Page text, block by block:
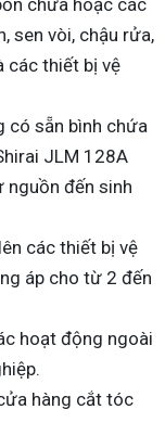
chứa hoặc các
sen vòi, chậu rửa,
các thiết bị vệ
có sẵn bình chứa
JLM 128A
đến sinh
các thiết bị vệ
áp cho từ 2 đến
hoạt động ngoài
hàng cắt tóc